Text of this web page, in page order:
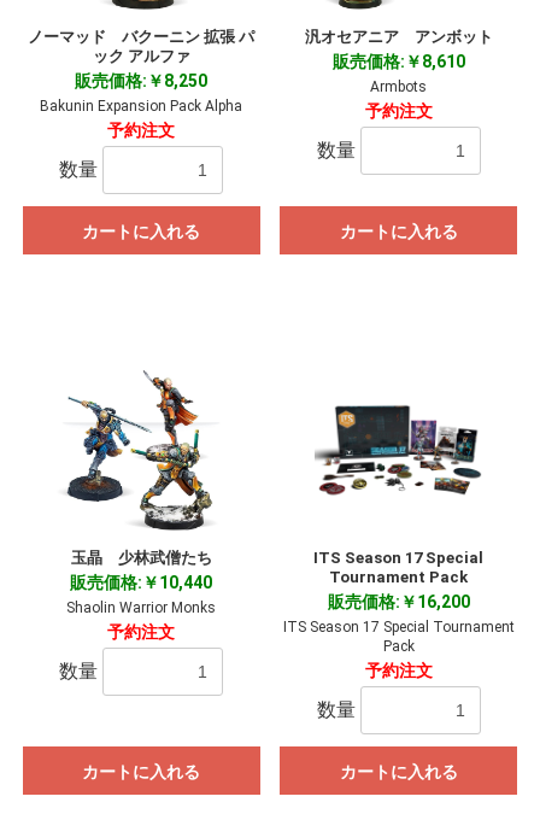
ノーマッド バクーニン 拡張 パ
ック アルファ
販売価格:￥8,250
Bakunin Expansion Pack Alpha
予約注文
数量
カートに入れる
汎オセアニア アンボット
販売価格:￥8,610
Armbots
予約注文
数量
カートに入れる
玉晶 少林武僧たち
販売価格:￥10,440
Shaolin Warrior Monks
予約注文
数量
カートに入れる
ITS Season 17 Special
Tournament Pack
販売価格:￥16,200
ITS Season 17 Special Tournament
Pack
予約注文
数量
カートに入れる